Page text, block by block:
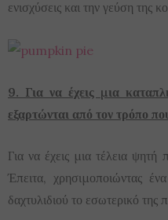
ενισχύσεις και την γεύση της
9. Για να έχεις μια
εξαρτώνται από τον τρόπο
Για να έχεις μια τέλεια
Έπειτα, χρησιμοποιώντας
δαχτυλιδιού το εσωτερικό της